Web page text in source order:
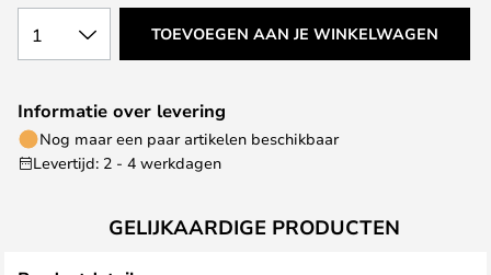
1 TOEVOEGEN AAN JE WINKELWAGEN
Informatie over levering
Nog maar een paar artikelen beschikbaar
Levertijd: 2 - 4 werkdagen
GELIJKAARDIGE PRODUCTEN